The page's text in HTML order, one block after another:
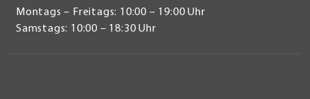
Montags – Freitags: 10:00 – 19:00 Uhr
Samstags: 10:00 – 18:30 Uhr